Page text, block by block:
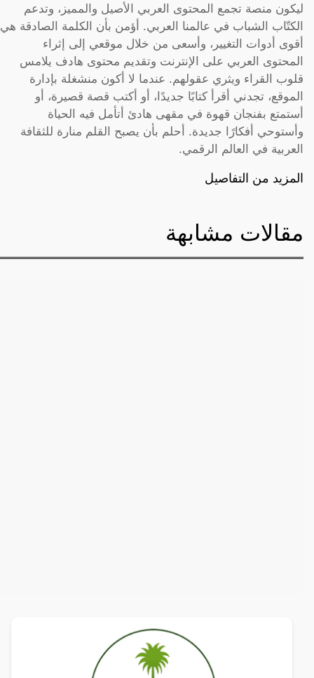
ليكون منصة تجمع المحتوى العربي الأصيل والمميز، وتدعم
الكتّاب الشباب في عالمنا العربي. أؤمن بأن الكلمة الصادقة هي
أقوى أدوات التغيير، وأسعى من خلال موقعي إلى إثراء
المحتوى العربي على الإنترنت وتقديم محتوى هادف يلامس
قلوب القراء ويثري عقولهم. عندما لا أكون منشغلة بإدارة
الموقع، تجدني أقرأ كتابًا جديدًا، أو أكتب قصة قصيرة، أو
أستمتع بفنجان قهوة في مقهى هادئ أتأمل فيه الحياة
وأستوحي أفكارًا جديدة. أحلم بأن يصبح القلم منارة للثقافة
العربية في العالم الرقمي.
المزيد من التفاصيل
مقالات مشابهة